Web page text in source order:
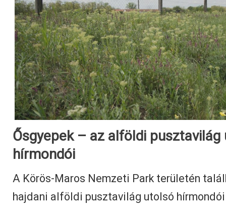
Ősgyepek – az alföldi pusztavilág
hírmondói
A Körös-Maros Nemzeti Park területén
hajdani alföldi pusztavilág utolsó